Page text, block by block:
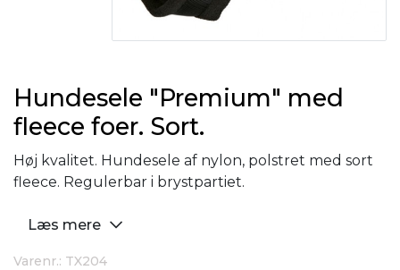
Hundesele "Premium" med
fleece foer. Sort.
Høj kvalitet. Hundesele af nylon, polstret med sort
fleece. Regulerbar i brystpartiet.
Læs mere
Varenr.: TX204